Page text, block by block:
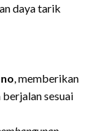
daya tarik
, memberikan
sesuai